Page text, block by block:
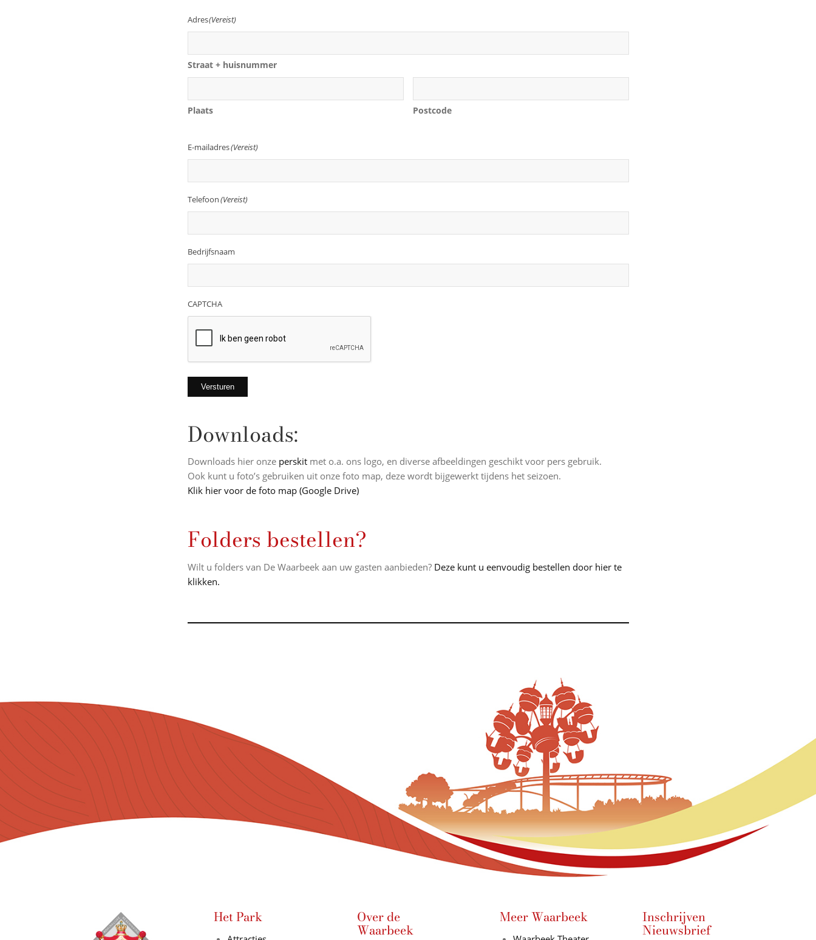
Adres(Vereist)
Straat + huisnummer
Plaats Postcode
E-mailadres(Vereist)
Telefoon(Vereist)
Bedrijfsnaam
CAPTCHA
Versturen
Downloads:
Downloads hier onze perskit met o.a. ons logo, en diverse afbeeldingen geschikt voor pers gebruik.
Ook kunt u foto’s gebruiken uit onze foto map, deze wordt bijgewerkt tijdens het seizoen.
Klik hier voor de foto map (Google Drive)
Folders bestellen?
Wilt u folders van De Waarbeek aan uw gasten aanbieden? Deze kunt u eenvoudig bestellen door hier te
klikken.
Het Park Over de
Waarbeek
Meer Waarbeek Inschrijven
Nieuwsbrief